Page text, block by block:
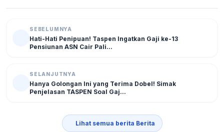
SEBELUMNYA
Hati-Hati Penipuan! Taspen Ingatkan Gaji ke-13
Pensiunan ASN Cair Pali...
SELANJUTNYA
Hanya Golongan Ini yang Terima Dobel! Simak
Penjelasan TASPEN Soal Gaj...
Lihat semua berita Berita